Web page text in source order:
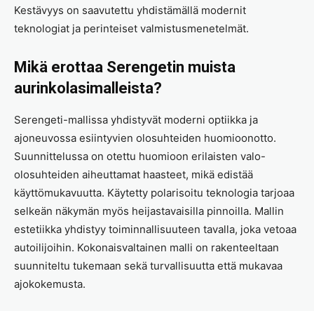
Kestävyys on saavutettu yhdistämällä modernit
teknologiat ja perinteiset valmistusmenetelmät.
Mikä erottaa Serengetin muista
aurinkolasimalleista?
Serengeti-mallissa yhdistyvät moderni optiikka ja
ajoneuvossa esiintyvien olosuhteiden huomioonotto.
Suunnittelussa on otettu huomioon erilaisten valo-
olosuhteiden aiheuttamat haasteet, mikä edistää
käyttömukavuutta. Käytetty polarisoitu teknologia tarjoaa
selkeän näkymän myös heijastavaisilla pinnoilla. Mallin
estetiikka yhdistyy toiminnallisuuteen tavalla, joka vetoaa
autoilijoihin. Kokonaisvaltainen malli on rakenteeltaan
suunniteltu tukemaan sekä turvallisuutta että mukavaa
ajokokemusta.